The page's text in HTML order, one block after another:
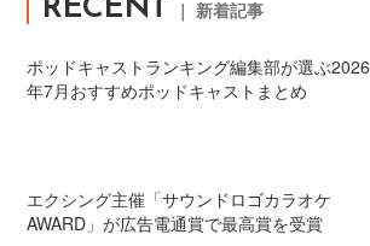
RECENT ｜ 新着記事
ポッドキャストランキング編集部が選ぶ2026
年7月おすすめポッドキャストまとめ
エクシング主催「サウンドロゴカラオケ
AWARD」が広告電通賞で最高賞を受賞